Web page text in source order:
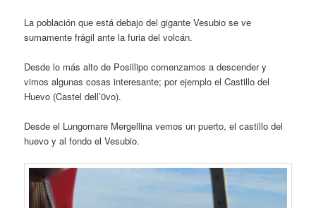
La población que está debajo del gigante Vesubio se ve
sumamente frágil ante la furia del volcán.
Desde lo más alto de Posillipo comenzamos a descender y
vimos algunas cosas interesante; por ejemplo el Castillo del
Huevo (Castel dell’0vo).
Desde el Lungomare Mergellina vemos un puerto, el castillo del
huevo y al fondo el Vesubio.